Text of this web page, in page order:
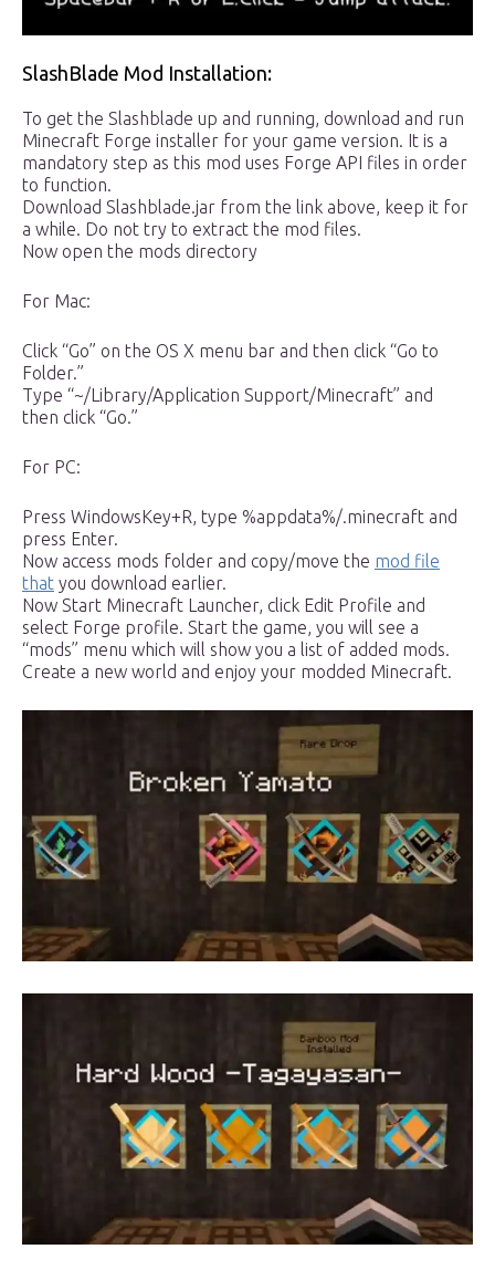
SlashBlade Mod Installation:
To get the Slashblade up and running, download and run
Minecraft Forge installer for your game version. It is a
mandatory step as this mod uses Forge API files in order
to function.
Download Slashblade.jar from the link above, keep it for
a while. Do not try to extract the mod files.
Now open the mods directory
For Mac:
Click “Go” on the OS X menu bar and then click “Go to
Folder.”
Type “~/Library/Application Support/Minecraft” and
then click “Go.”
For PC:
Press WindowsKey+R, type %appdata%/.minecraft and
press Enter.
Now access mods folder and copy/move the mod file
that you download earlier.
Now Start Minecraft Launcher, click Edit Profile and
select Forge profile. Start the game, you will see a
“mods” menu which will show you a list of added mods.
Create a new world and enjoy your modded Minecraft.